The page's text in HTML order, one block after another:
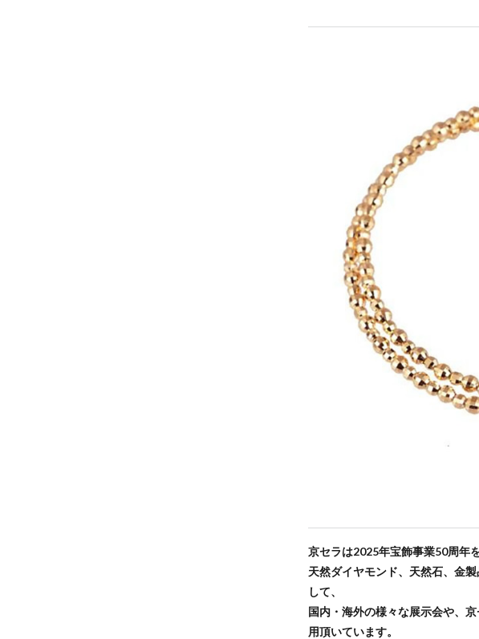
京セラは2025年宝飾事業50周年
天然ダイヤモンド、天然石、金
して、
国内・海外の様々な展示会や、
用頂いています。